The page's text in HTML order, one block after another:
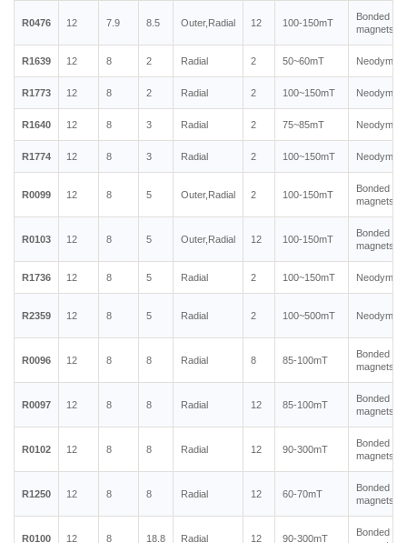
R0476 12 7.9 8.5 Outer,Radial 12 100-150mT
Bonded
magnets
R1639 12 8 2 Radial 2 50~60mT
R1773 12 8 2 Radial 2 100~150mT
R1640 12 8 3 Radial 2 75~85mT
R1774 12 8 3 Radial 2 100~150mT
R0099 12 8 5 Outer,Radial 2 100-150mT
Bonded
magnets
R0103 12 8 5 Outer,Radial 12 100-150mT
Bonded
magnets
R1736 12 8 5 Radial 2 100~150mT
R2359 12 8 5 Radial 2 100~500mT
R0096 12 8 8 Radial 8 85-100mT
Bonded
magnets
R0097 12 8 8 Radial 12 85-100mT
Bonded
magnets
R0102 12 8 8 Radial 12 90-300mT
Bonded
magnets
R1250 12 8 8 Radial 12 60-70mT
Bonded
magnets
R0100 12 8 18.8 Radial 12 90-300mT
Bonded